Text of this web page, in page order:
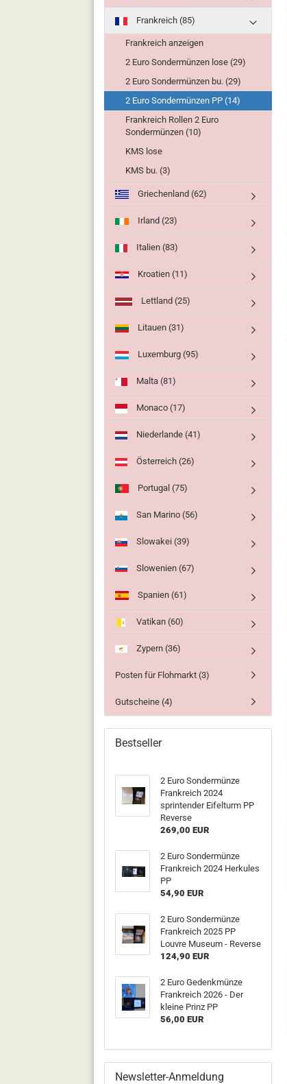
Frankreich (85)
Frankreich anzeigen
2 Euro Sondermünzen lose (29)
2 Euro Sondermünzen bu. (29)
2 Euro Sondermünzen PP (14)
Frankreich Rollen 2 Euro
Sondermünzen (10)
KMS lose
KMS bu. (3)
Griechenland (62)
Irland (23)
Italien (83)
Kroatien (11)
Lettland (25)
Litauen (31)
Luxemburg (95)
Malta (81)
Monaco (17)
Niederlande (41)
Österreich (26)
Portugal (75)
San Marino (56)
Slowakei (39)
Slowenien (67)
Spanien (61)
Vatikan (60)
Zypern (36)
Posten für Flohmarkt (3)
Gutscheine (4)
Bestseller
2 Euro Sondermünze
Frankreich 2024
sprintender Eifelturm PP
Reverse
269,00 EUR
2 Euro Sondermünze
Frankreich 2024 Herkules
PP
54,90 EUR
2 Euro Sondermünze
Frankreich 2025 PP
Louvre Museum - Reverse
124,90 EUR
2 Euro Gedenkmünze
Frankreich 2026 - Der
kleine Prinz PP
56,00 EUR
Newsletter-Anmeldung